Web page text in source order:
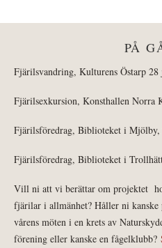
PÅ
Fjärilsvandring, Kulturens Östarp
Fjärilsexkursion, Konsthallen Norra
Fjärilsföredrag, Biblioteket i Mjölby,
Fjärilsföredrag, Biblioteket i
Vill ni att vi berättar om projektet
fjärilar i allmänhet? Håller ni
vårens möten i en krets av
förening eller kanske en fågelklubb?